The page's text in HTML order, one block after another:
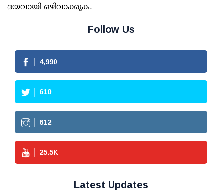
ദയവായി ഒഴിവാക്കുക.
Follow Us
4,990
610
612
25.5K
Latest Updates